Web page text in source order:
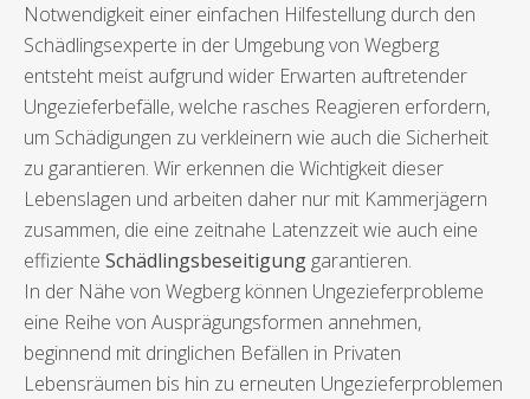
Notwendigkeit einer einfachen Hilfestellung durch den
Schädlingsexperte in der Umgebung von Wegberg
entsteht meist aufgrund wider Erwarten auftretender
Ungezieferbefälle, welche rasches Reagieren erfordern,
um Schädigungen zu verkleinern wie auch die Sicherheit
zu garantieren. Wir erkennen die Wichtigkeit dieser
Lebenslagen und arbeiten daher nur mit Kammerjägern
zusammen, die eine zeitnahe Latenzzeit wie auch eine
effiziente Schädlingsbeseitigung garantieren.
In der Nähe von Wegberg können Ungezieferprobleme
eine Reihe von Ausprägungsformen annehmen,
beginnend mit dringlichen Befällen in Privaten
Lebensräumen bis hin zu erneuten Ungezieferproblemen